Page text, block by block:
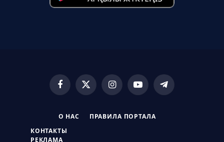
Facebook
X
InstagramYouTubeTelegram
О НАС ПРАВИЛА ПОРТАЛА
КОНТАКТЫ
РЕКЛАМА